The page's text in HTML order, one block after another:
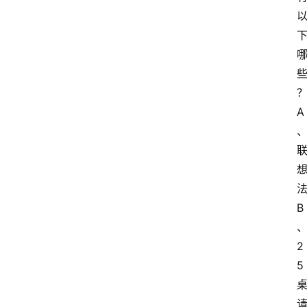
以
下
哪
些
？
A
、
联
想
法
B
、
2
5
桌
请